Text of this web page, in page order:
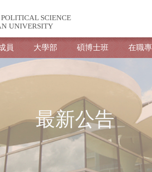
SCIENCE
UNIVERSITY
員 大學部 碩博士班 在職
最新公告